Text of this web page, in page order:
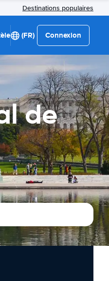
Destinations populaires
(FR) Connexion
de